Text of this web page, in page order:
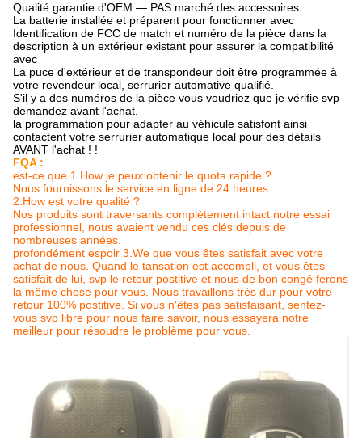
Qualité garantie d'OEM — PAS marché des accessoires
La batterie installée et préparent pour fonctionner avec
Identification de FCC de match et numéro de la pièce dans la
description à un extérieur existant pour assurer la compatibilité
avec
La puce d'extérieur et de transpondeur doit être programmée à
votre revendeur local, serrurier automative qualifié.
S'il y a des numéros de la pièce vous voudriez que je vérifie svp
demandez avant l'achat.
la programmation pour adapter au véhicule satisfont ainsi
contactent votre serrurier automatique local pour des détails
AVANT l'achat ! !
FQA :
est-ce que 1.How je peux obtenir le quota rapide ?
Nous fournissons le service en ligne de 24 heures.
2.How est votre qualité ?
Nos produits sont traversants complètement intact notre essai
professionnel, nous avaient vendu ces clés depuis de
nombreuses années.
profondément espoir 3.We que vous êtes satisfait avec votre
achat de nous. Quand le tansation est accompli, et vous êtes
satisfait de lui, svp le retour postitive et nous de bon congé ferons
la même chose pour vous. Nous travaillons très dur pour votre
retour 100% postitive. Si vous n'êtes pas satisfaisant, sentez-
vous svp libre pour nous faire savoir, nous essayera notre
meilleur pour résoudre le problème pour vous.